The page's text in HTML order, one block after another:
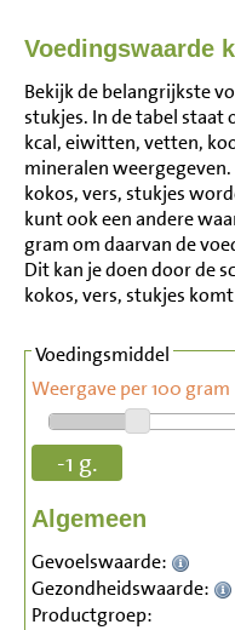
Voedingswaarde
Bekijk de belangrijkste
stukjes. In de tabel staat
kcal, eiwitten, vetten,
mineralen
kokos, vers, stukjes
kunt ook een andere
gram om daarvan de
Dit kan je doen door de
kokos, vers, stukjes
Voedingsmiddel
Weergave per 100 gram
-1 g.
Algemeen
Gevoelswaarde:
Gezondheidswaarde:
Productgroep: